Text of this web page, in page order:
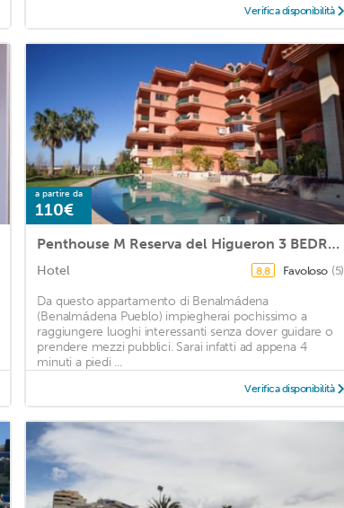
Verifica disponibilità
a partire da
110€
Penthouse M Reserva del Higueron 3 BEDROOMS. TRANSFER to the Beach and Train station. JACUZZI. WIFI. 2 PARKING. 2 SWIMMING POOL
Hotel 8,8 Favoloso (5)
Da questo appartamento di Benalmádena
(Benalmádena Pueblo) impiegherai pochissimo a
raggiungere luoghi interessanti senza dover guidare o
prendere mezzi pubblici. Sarai infatti ad appena 4
minuti a piedi ...
Verifica disponibilità